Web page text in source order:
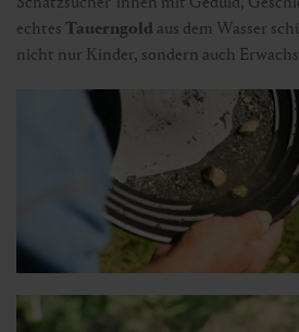
echtes Tauerngold aus dem Wasser
nicht nur Kinder, sondern auch